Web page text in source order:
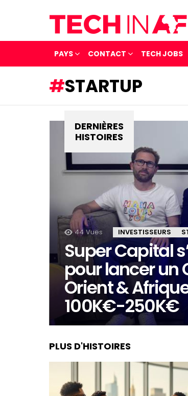
PAYS CONTACT TECH JOBS
STARTUP
DERNIÈRES
HISTOIRES
44 Vues INVESTISSEURS
Super Capital
pour lancer un
Orient &
100K€-250K€
PLUS D'HISTOIRES